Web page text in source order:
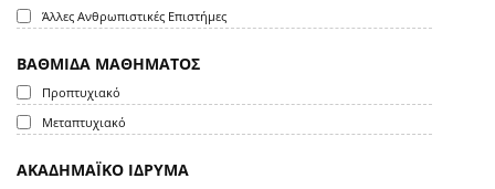
Άλλες Ανθρωπιστικές Επιστήμες
ΒΑΘΜΙΔΑ ΜΑΘΗΜΑΤΟΣ
Προπτυχιακό
Μεταπτυχιακό
ΑΚΑΔΗΜΑΪΚΟ ΙΔΡΥΜΑ